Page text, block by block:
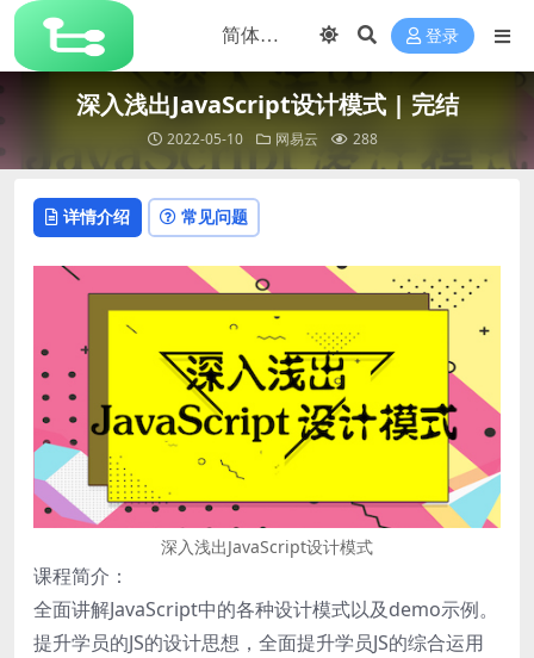
登录
深入浅出JavaScript设计模式 | 完结
2022-05-10 网易云 288
详情介绍 常见问题
深入浅出JavaScript设计模式
课程简介：
全面讲解JavaScript中的各种设计模式以及demo示例。
提升学员的JS的设计思想，全面提升学员JS的综合运用